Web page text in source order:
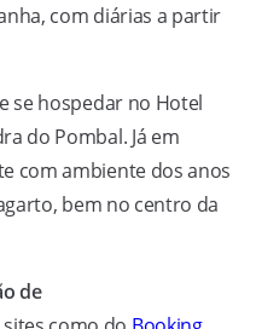
com diárias a partir
se hospedar no Hotel
do Pombal. Já em
com ambiente dos anos
bem no centro da
de